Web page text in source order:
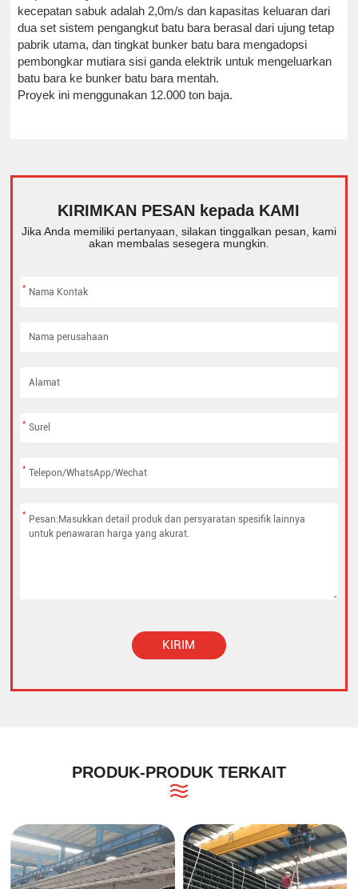
kecepatan sabuk adalah 2,0m/s dan kapasitas keluaran dari
dua set sistem pengangkut batu bara berasal dari ujung tetap
pabrik utama, dan tingkat bunker batu bara mengadopsi
pembongkar mutiara sisi ganda elektrik untuk mengeluarkan
batu bara ke bunker batu bara mentah.
Proyek ini menggunakan 12.000 ton baja.
KIRIMKAN PESAN kepada KAMI
Jika Anda memiliki pertanyaan, silakan tinggalkan pesan, kami
akan membalas sesegera mungkin.
*
*
*
*
KIRIM
PRODUK-PRODUK TERKAIT